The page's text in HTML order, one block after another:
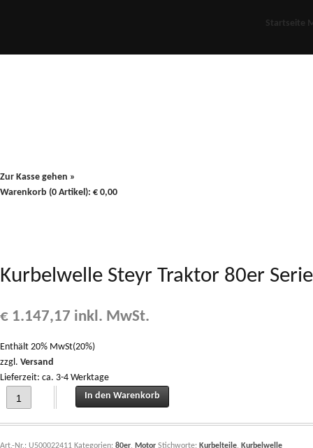
Startseite
Zur Kasse gehen »
Warenkorb (0 Artikel): € 0,00
Kurbelwelle Steyr Traktor 80er
€ 1.147,17 inkl. MwSt.
Enthält 20% MwSt(20%)
zzgl. Versand
Lieferzeit: ca. 3-4 Werktage
Kurbelwelle Steyr Traktor 80er Serie 4 Zyl. 8070 - 8095 U500022411 quantity
In den Warenkorb
Art.-Nr.: U500022411 Kategorien: 80er, Motor Stichworte: Kurbelteile, Kurbelwelle